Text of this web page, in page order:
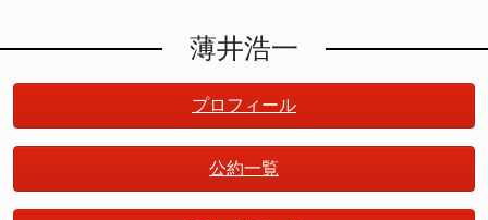
薄井浩一
プロフィール
公約一覧